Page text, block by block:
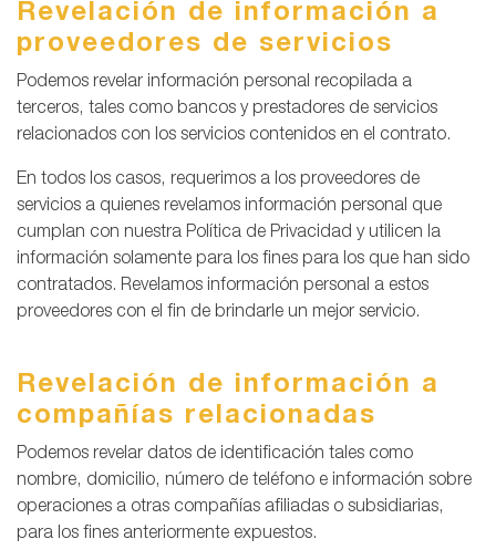
Revelación de información a
proveedores de servicios
Podemos revelar información personal recopilada a
terceros, tales como bancos y prestadores de servicios
relacionados con los servicios contenidos en el contrato.
En todos los casos, requerimos a los proveedores de
servicios a quienes revelamos información personal que
cumplan con nuestra Política de Privacidad y utilicen la
información solamente para los fines para los que han sido
contratados. Revelamos información personal a estos
proveedores con el fin de brindarle un mejor servicio.
Revelación de información a
compañías relacionadas
Podemos revelar datos de identificación tales como
nombre, domicilio, número de teléfono e información sobre
operaciones a otras compañías afiliadas o subsidiarias,
para los fines anteriormente expuestos.